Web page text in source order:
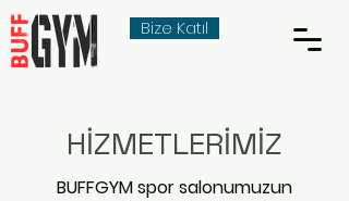
Bize Katıl
HİZMETLERİMİZ
BUFFGYM spor salonumuzun